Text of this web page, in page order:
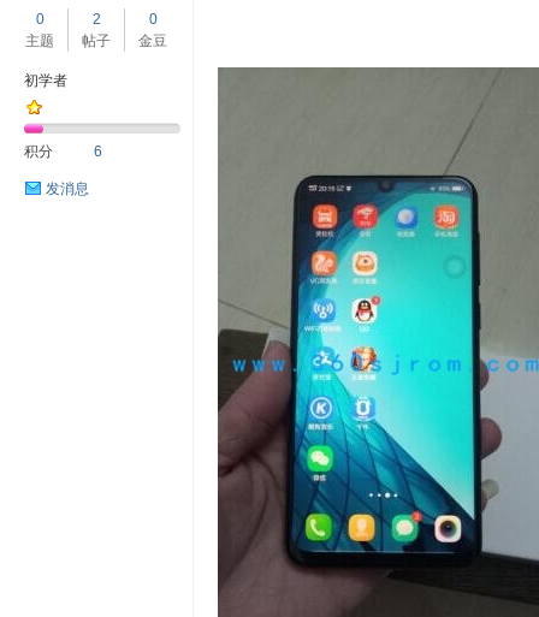
0
主题
2
帖子
0
金豆
初学者
积分 6
发消息